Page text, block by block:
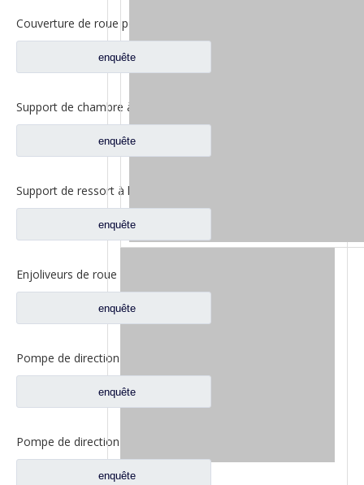
enquête
enquête
enquête
enquête
enquête
enquête